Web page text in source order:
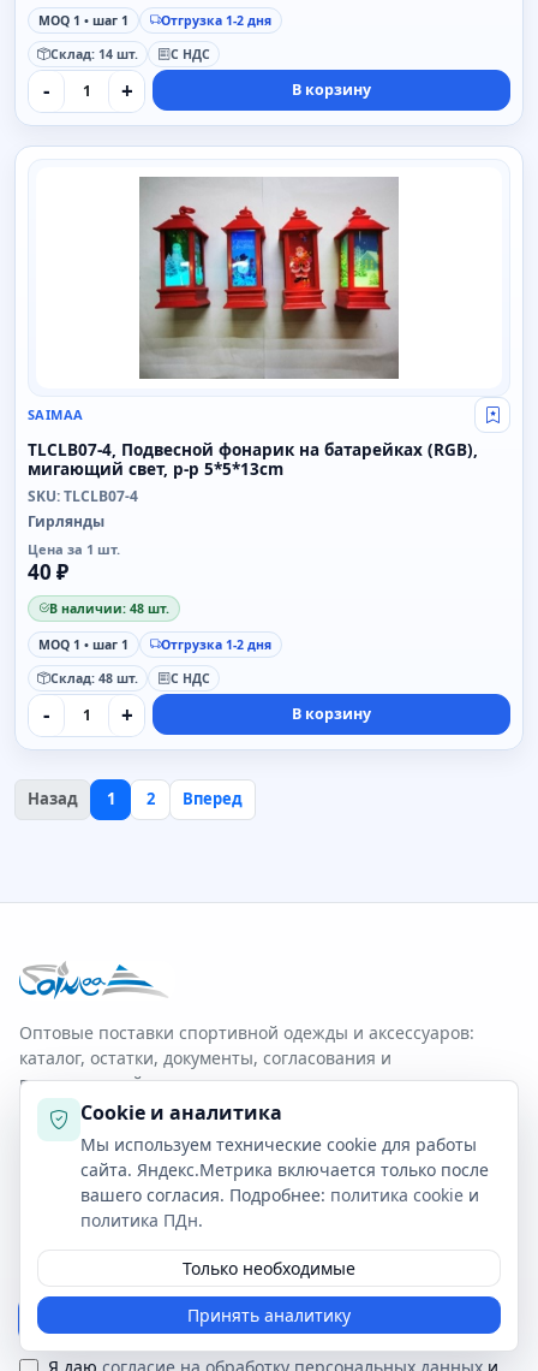
MOQ 1 • шаг 1
Отгрузка 1-2 дня
Склад: 14 шт.
С НДС
- + В корзину
SAIMAA
SAIMAA Свой
TLCLB07-4, Подвесной фонарик на батарейках (RGB),
мигающий свет, р-р 5*5*13cm
SKU: TLCLB07-4
Гирлянды
Цена за 1 шт.
40 ₽
В наличии: 48 шт.
MOQ 1 • шаг 1
Отгрузка 1-2 дня
Склад: 48 шт.
С НДС
- + В корзину
Назад 1 2 Вперед
Оптовые поставки спортивной одежды и аксессуаров:
каталог, остатки, документы, согласования и
персональный менеджер.
Быстрые отгрузки
B2B-витрина и кабинет
Получать обновления прайса
Подписаться
Я даю согласие на обработку персональных данных и
Cookie и аналитика
Мы используем технические cookie для работы
сайта. Яндекс.Метрика включается только после
вашего согласия. Подробнее: политика cookie и
политика ПДн.
Только необходимые
Принять аналитику